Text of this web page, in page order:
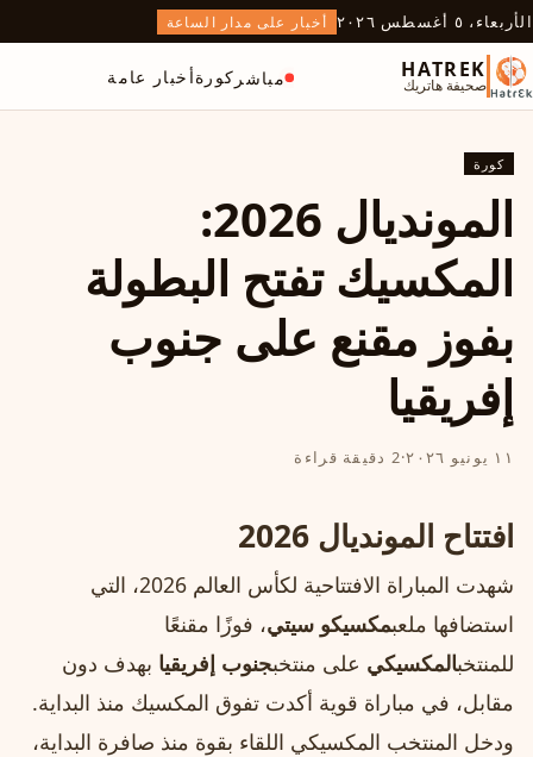
الأربعاء، ٥ أغسطس ٢٠٢٦ أخبار على مدار الساعة
HATREK
صحيفة هاتريك مباشر كورةأخبار عامة
كورة
المونديال 2026:
المكسيك تفتح البطولة
بفوز مقنع على جنوب
إفريقيا
١١ يونيو ٢٠٢٦ ·2 دقيقة قراءة
افتتاح المونديال 2026
شهدت المباراة الافتتاحية لكأس العالم 2026، التي
استضافها ملعبمكسيكو سيتي، فوزًا مقنعًا
للمنتخبالمكسيكي على منتخبجنوب إفريقيا بهدف دون
مقابل، في مباراة قوية أكدت تفوق المكسيك منذ البداية.
ودخل المنتخب المكسيكي اللقاء بقوة منذ صافرة البداية،